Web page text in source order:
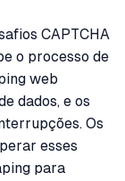
CAPTCHA
o processo de
web
dados, e os
Os
esses
para